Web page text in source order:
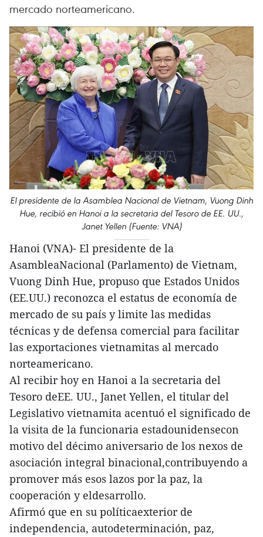
mercado norteamericano.
El presidente de la Asamblea Nacional de Vietnam, Vuong Dinh
Hue, recibió en Hanoi a la secretaria del Tesoro de EE. UU.,
Janet Yellen (Fuente: VNA)
Hanoi (VNA)- El presidente de la
AsambleaNacional (Parlamento) de Vietnam,
Vuong Dinh Hue, propuso que Estados Unidos
(EE.UU.) reconozca el estatus de economía de
mercado de su país y limite las medidas
técnicas y de defensa comercial para facilitar
las exportaciones vietnamitas al mercado
norteamericano.
Al recibir hoy en Hanoi a la secretaria del
Tesoro deEE. UU., Janet Yellen, el titular del
Legislativo vietnamita acentuó el significado de
la visita de la funcionaria estadounidensecon
motivo del décimo aniversario de los nexos de
asociación integral binacional,contribuyendo a
promover más esos lazos por la paz, la
cooperación y eldesarrollo.
Afirmó que en su políticaexterior de
independencia, autodeterminación, paz,